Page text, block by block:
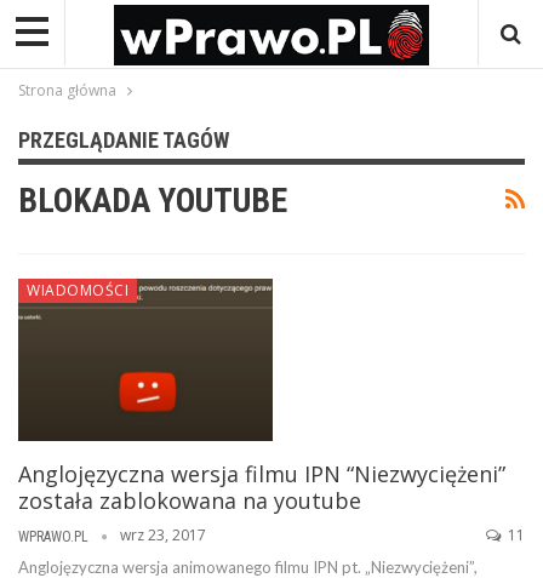
Strona główna
PRZEGLĄDANIE TAGÓW
BLOKADA YOUTUBE
WIADOMOŚCI
Anglojęzyczna wersja filmu IPN “Niezwyciężeni”
została zablokowana na youtube
WPRAWO.PL wrz 23, 2017 11
Anglojęzyczna wersja animowanego filmu IPN pt. „Niezwyciężeni”,